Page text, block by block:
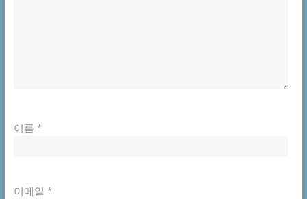
이름 *
이메일 *